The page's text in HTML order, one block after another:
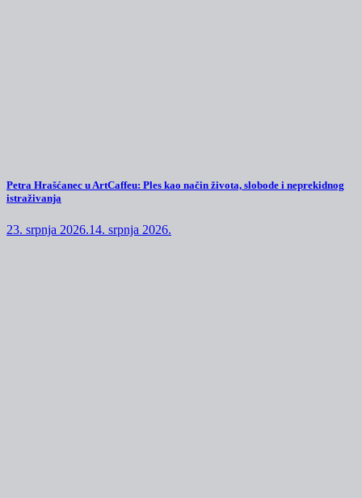
Petra Hrašćanec u ArtCaffeu: Ples kao način života, slobode i neprekidnog
istraživanja
23. srpnja 2026.14. srpnja 2026.